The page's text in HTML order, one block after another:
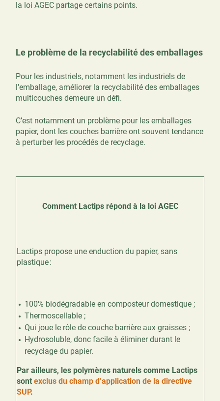
la loi AGEC partage certains points.
Le problème de la recyclabilité des emballages
Pour les industriels, notamment les industriels de
l’emballage, améliorer la recyclabilité des emballages
multicouches demeure un défi.
C’est notamment un problème pour les emballages
papier, dont les couches barrière ont souvent tendance
à perturber les procédés de recyclage.
Comment Lactips répond à la loi AGEC
Lactips propose une enduction du papier, sans
plastique :
100% biodégradable en composteur domestique ;
Thermoscellable ;
Qui joue le rôle de couche barrière aux graisses ;
Hydrosoluble, donc facile à éliminer durant le
recyclage du papier.
Par ailleurs, les polymères naturels comme Lactips
sont exclus du champ d’application de la directive
SUP.